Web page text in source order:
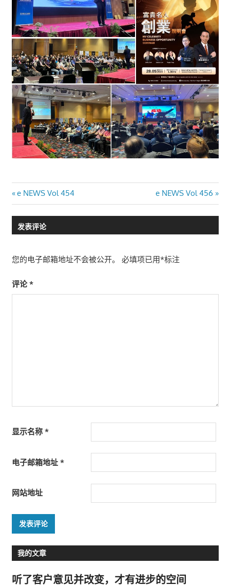
文
章
导
航
Previous
Post:
e NEWS Vol 454
Next
Post:
e NEWS Vol 456
发表评论
您的电子邮箱地址不会被公开。 必填项已用*标注
评论*
显示名称 *
电子邮箱地址 *
网站地址
我的文章
听了客户意见并改变，才有进步的空间